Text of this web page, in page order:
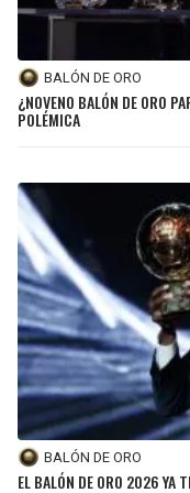
LIGA DE EXPANSIÓN MX
LEAGUES CUP
UEFA EUROPA LEAGUE
UEFA CONFERENCE
MLS
COPA SUDAMERICANA
LIGA BETPLAY
OTRAS LIGAS
CHARGERS
BENGALS
BROWNS
STEELERS
TEXANS
COLTS
PISTONS
BUCKS
HAWKS
HORNETS
HEAT
MAGIC
BALÓN DE ORO
¿NOVENO BALÓN DE ORO
POLÉMICA
BALÓN DE ORO
EL BALÓN DE ORO 2026 YA